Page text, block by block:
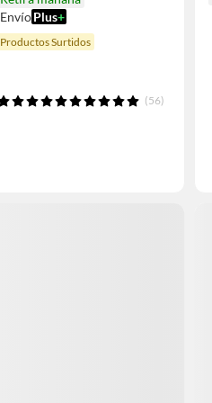
Envío Plus+
Productos Surtidos
(56)